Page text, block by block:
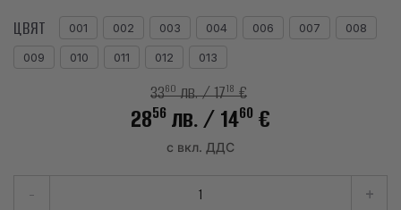
ЦВЯТ 001 002 003 004 006 007 008
009 010 011 012 013
3360лв./ 1718€
2856 лв./ 1460 €
с вкл. ДДС
- +